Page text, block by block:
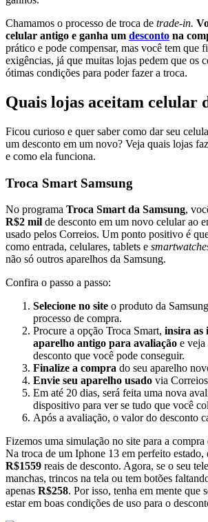
Chamamos o processo de troca de trade-in.
celular antigo e ganha um desconto na
prático e pode compensar, mas você tem que
exigências, já que muitas lojas pedem que os
ótimas condições para poder fazer a troca.
Quais lojas aceitam celular
Ficou curioso e quer saber como dar seu
um desconto em um novo? Veja quais lojas
e como ela funciona.
Troca Smart Samsung
No programa Troca Smart da Samsung,
R$2 mil de desconto em um novo celular ao
usado pelos Correios. Um ponto positivo é
como entrada, celulares, tablets e
não só outros aparelhos da Samsung.
Confira o passo a passo:
Selecione no site o produto da
processo de compra.
Procure a opção Troca Smart, insira as
aparelho antigo para avaliação e veja
desconto que você pode conseguir.
Finalize a compra do seu aparelho
Envie seu aparelho usado via
Em até 20 dias, será feita uma nova
dispositivo para ver se tudo que você
Após a avaliação, o valor do desconto
Fizemos uma simulação no site para a
Na troca de um Iphone 13 em perfeito estado,
R$1559 reais de desconto. Agora, se o seu
manchas, trincos na tela ou tem botões
apenas R$258. Por isso, tenha em mente que
estar em boas condições de uso para o